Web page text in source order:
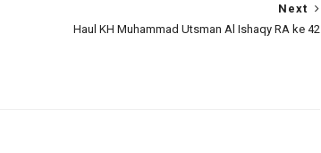
Next
Haul KH Muhammad Utsman Al Ishaqy RA ke 42